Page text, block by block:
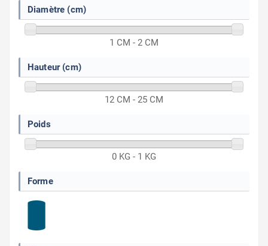
Diamètre (cm)
1 CM - 2 CM
Hauteur (cm)
12 CM - 25 CM
Poids
0 KG - 1 KG
Forme